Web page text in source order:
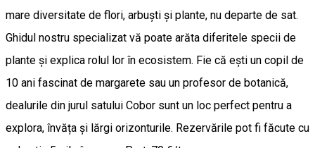
mare diversitate de flori, arbuști și plante, nu departe de sat.
Ghidul nostru specializat vă poate arăta diferitele specii de
plante și explica rolul lor în ecosistem. Fie că ești un copil de
10 ani fascinat de margarete sau un profesor de botanică,
dealurile din jurul satului Cobor sunt un loc perfect pentru a
explora, învăța și lărgi orizonturile. Rezervările pot fi făcute cu